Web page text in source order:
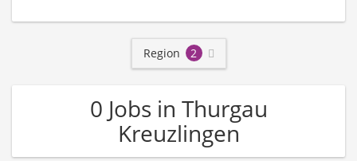
Region 2
0 Jobs in Thurgau
Kreuzlingen